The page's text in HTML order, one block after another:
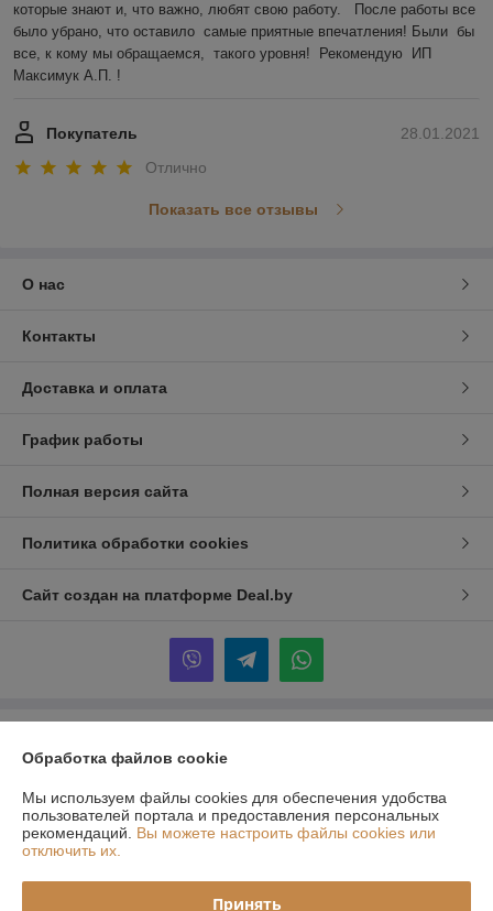
которые знают и, что важно, любят свою работу.   После работы все
было убрано, что оставило  самые приятные впечатления! Были  бы
все, к кому мы обращаемся,  такого уровня!  Рекомендую  ИП
Максимук А.П. !
28.01.2021
Покупатель
Отлично
Показать все отзывы
О нас
Контакты
Доставка и оплата
График работы
Полная версия сайта
Политика обработки cookies
Сайт создан на платформе Deal.by
Павлович
г. Минск, Богдановича 89-31
Регистрационный номер ЕГР: 190083448
УНП: 190083448
Обработка файлов cookie
Мы используем файлы cookies для обеспечения удобства
пользователей портала и предоставления персональных
рекомендаций. Вы можете настроить файлы cookies или
отключить их.
Принять